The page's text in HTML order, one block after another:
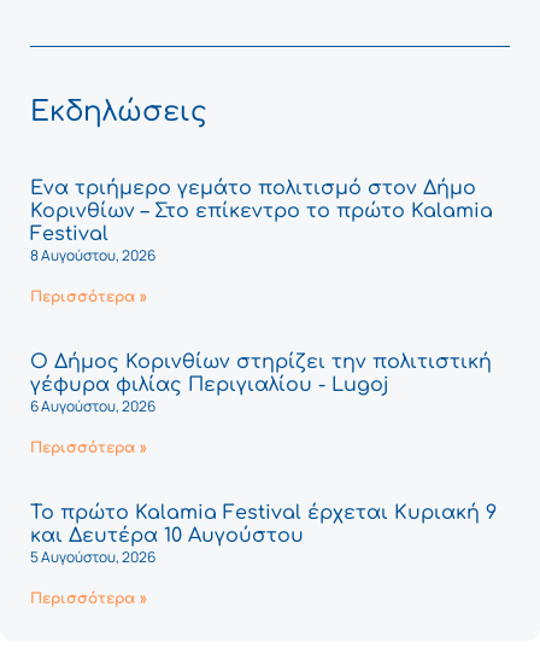
Εκδηλώσεις
Ένα τριήμερο γεμάτο πολιτισμό στον Δήμο
Κορινθίων – Στο επίκεντρο το πρώτο Kalamia
Festival
8 Αυγούστου, 2026
Περισσότερα »
Ο Δήμος Κορινθίων στηρίζει την πολιτιστική
γέφυρα φιλίας Περιγιαλίου - Lugoj
6 Αυγούστου, 2026
Περισσότερα »
Το πρώτο Kalamia Festival έρχεται Κυριακή 9
και Δευτέρα 10 Αυγούστου
5 Αυγούστου, 2026
Περισσότερα »